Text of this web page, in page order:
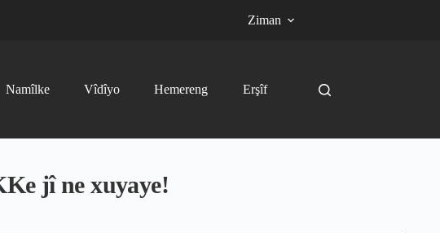
Ziman
Namîlke Vîdîyo Hemereng Erşîf
jî ne xuyaye!